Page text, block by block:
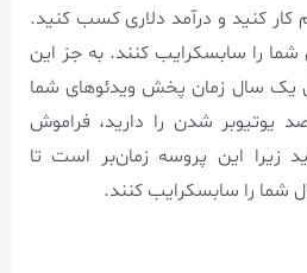
کار کنید و درآمد دلاری کسب کنید.
کاربر کانال شما را سابسکرایب کنند. به جز این
یک سال زمان پخش ویدئوهای شما
یوتیوبر شدن را دارید، فراموش
زیرا این پروسه زمان‌بر است تا
شما را سابسکرایب کنند.